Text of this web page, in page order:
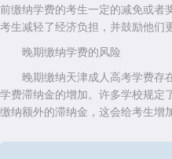
前缴纳学费的考生一定的减免或者
考生减轻了经济负担，并鼓励他们
晚期缴纳学费的风险
晚期缴纳天津成人高考学费存
学费滞纳金的增加。许多学校规定
缴纳额外的滞纳金，这会给考生增